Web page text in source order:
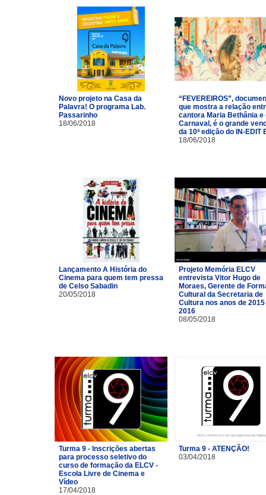
Novo projeto na Casa da
Palavra! O programa Lab.
Passarinho
18/06/2018
“FEVEREIROS”,
que mostra a relação
cantora Maria Bethânia e
Carnaval, é o grande
da 10ª edição do IN-EDIT
18/06/2018
Lançamento A História do
Cinema para quem tem pressa
de Celso Sabadin
20/05/2018
Projeto Memória ELCV
entrevista Vitor Hugo de
Moraes, Gerente de
Cultural da Secretaria de
Cultura nos anos de 2015
2016
08/05/2018
Turma 9 - Inscrições abertas
para processo seletivo do
curso de formação da ELCV -
Escola Livre de Cinema e
Vídeo
17/04/2018
Turma 9 - ATENÇÃO!
03/04/2018